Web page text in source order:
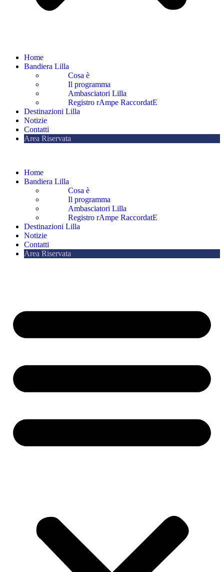
Home
Bandiera Lilla
Cosa è
Il programma
Ambasciatori Lilla
Registro rAmpe RaccordatE
Destinazioni Lilla
Notizie
Contatti
Area Riservata
Home
Bandiera Lilla
Cosa è
Il programma
Ambasciatori Lilla
Registro rAmpe RaccordatE
Destinazioni Lilla
Notizie
Contatti
Area Riservata